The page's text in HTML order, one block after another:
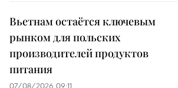
Вьетнам остаётся ключевым
рынком для польских
производителей продуктов
питания
07/08/2026 09:11